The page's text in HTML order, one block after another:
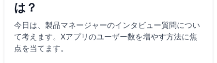
は？
今日は、製品マネージャーのインタビュー質問につい
て考えます。Xアプリのユーザー数を増やす方法に焦
点を当てます。